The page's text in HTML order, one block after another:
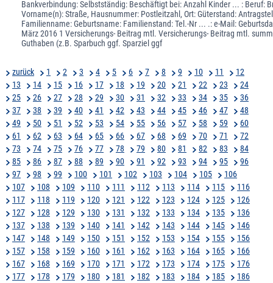
Bankverbindung: Selbstständig: Beschäftigt bei: Anzahl Kinder ... : Beruf:
Vorname(n): Straße, Hausnummer: Postleitzahl, Ort: Güterstand:
Familienname: Geburtsname: Familienstand: Tel.-Nr ... .: e-Mail:
März 2016 1 Versicherungs- Beitrag mtl. Versicherungs- Beitrag mtl.
Guthaben (z.B. Sparbuch ggf. Sparziel ggf
zurück 1 2 3 4 5 6 7 8 9 10 11
12
13
14 15 16 17 18 19 20 21 22 23
24
25
26 27 28 29 30 31 32 33 34 35
36
37
38 39 40 41 42 43 44 45 46 47
48
49
50 51 52 53 54 55 56 57 58 59
60
61
62 63 64 65 66 67 68 69 70 71
72
73
74 75 76 77 78 79 80 81 82 83
84
85
86 87 88 89 90 91 92 93 94 95
96
97
98 99 100 101 102 103 104 105
106
107
108 109 110 111 112 113 114 115
116
117
118 119 120 121 122 123 124 125
126
127
128 129 130 131 132 133 134 135
136
137
138 139 140 141 142 143 144 145
146
147
148 149 150 151 152 153 154 155
156
157
158 159 160 161 162 163 164 165
166
167
168 169 170 171 172 173 174 175
176
177
178 179 180 181 182 183 184 185
186